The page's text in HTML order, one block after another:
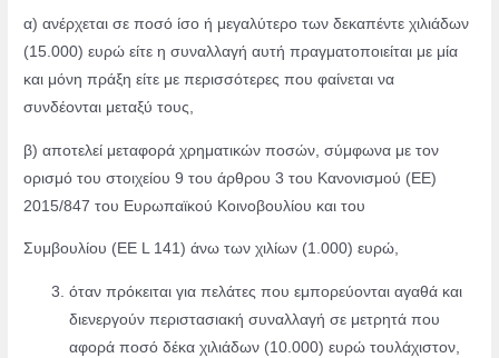
α) ανέρχεται σε ποσό ίσο ή μεγαλύτερο των δεκαπέντε χιλιάδων
(15.000) ευρώ είτε η συναλλαγή αυτή πραγματοποιείται με μία
και μόνη πράξη είτε με περισσότερες που φαίνεται να
συνδέονται μεταξύ τους,
β) αποτελεί μεταφορά χρηματικών ποσών, σύμφωνα με τον
ορισμό του στοιχείου 9 του άρθρου 3 του Κανονισμού (ΕΕ)
2015/847 του Ευρωπαϊκού Κοινοβουλίου και του
Συμβουλίου (ΕΕ L 141) άνω των χιλίων (1.000) ευρώ,
όταν πρόκειται για πελάτες που εμπορεύονται αγαθά και
διενεργούν περιστασιακή συναλλαγή σε μετρητά που
αφορά ποσό δέκα χιλιάδων (10.000) ευρώ τουλάχιστον,